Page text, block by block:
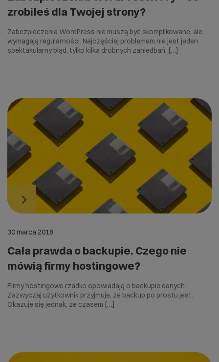
zrobiłeś dla Twojej strony?
Zabezpieczenia WordPress nie muszą być skomplikowane, ale
wymagają regularności. Najczęściej problemem nie jest jeden
spektakularny błąd, tylko kilka drobnych zaniedbań. […]
30 marca 2018
Cała prawda o backupie. Czego nie
mówią firmy hostingowe?
Firmy hostingowe rzadko opowiadają o backupie danych.
Zazwyczaj użytkownik przyjmuje, że backup po prostu jest.
Okazuje się jednak, że czasem […]